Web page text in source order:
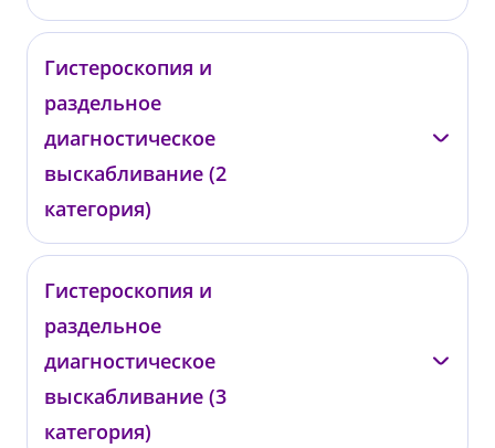
Подольская Т.В.
ГРВ01
от 55 000 ₽
Гистероскопия и
раздельное
диагностическое
выскабливание (2
категория)
Подольская Т.В.
ГРВ02
от 66 000 ₽
Гистероскопия и
раздельное
диагностическое
выскабливание (3
категория)